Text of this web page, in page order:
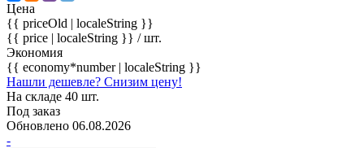
Цена
{{ priceOld | localeString }}
{{ price | localeString }} / шт.
Экономия
{{ economy*number | localeString }}
Нашли дешевле? Снизим цену!
На складе 40 шт.
Под заказ
Обновлено 06.08.2026
-